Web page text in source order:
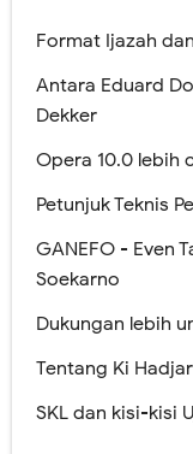
Format Ijazah
Antara Eduard
Dekker
Opera 10.0 lebih
Petunjuk Teknis
GANEFO - Even
Soekarno
Dukungan lebih
Tentang Ki
SKL dan kisi-kisi